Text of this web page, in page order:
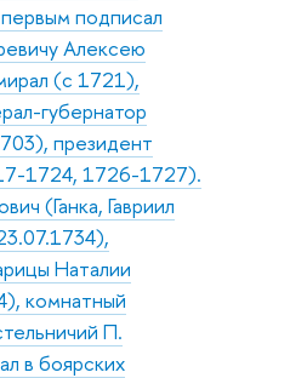
подписал
Алексею
(с 1721),
губернатор
президент
1724, 1726-1727).
(Ганка, Гавриил
Наталии
комнатный
П.
в боярских